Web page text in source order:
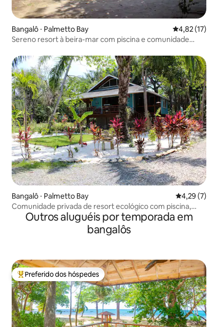
Bangalô ⋅ Palmetto Bay 4,82 de uma
4,82 (17)
Sereno resort à beira-mar com piscina e comunidade
Bangalô ⋅ Palmetto Bay 4,29 de
4,29 (7)
Comunidade privada de resort ecológico com piscina,
bar/churrasqueira
Outros aluguéis por temporada em
bangalôs
Entre os melhores preferidos dos hóspedes
Preferido dos hóspedes